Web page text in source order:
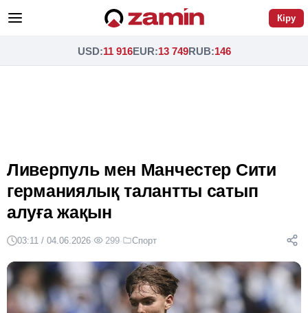
Кіру
USD:11 916EUR:13 749RUB:146
Ливерпуль мен Манчестер Сити
германиялық талантты сатып
алуға жақын
03:11 / 04.06.2026· 299· Спорт